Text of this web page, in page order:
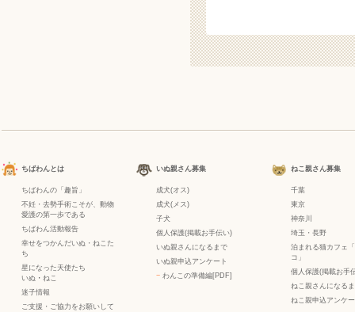
ちばわんとは
ちばわんの「趣旨」
不妊・去勢手術こそが、動物
愛護の第一歩である
ちばわん活動報告
幸せをつかんだいぬ・ねこた
ち
星になった天使たち
いぬ ・ ねこ
迷子情報
ご支援・ご協力をお願いして
いぬ親さん募集
成犬(オス)
成犬(メス)
子犬
個人保護(掲載お手伝い)
いぬ親さんになるまで
いぬ親申込アンケート
− わんこの準備編[PDF]
ねこ親さん募集
千葉
東京
神奈川
埼玉・長野
泊まれる猫カフェ
コ」
個人保護(掲載お手
ねこ親さんになる
ねこ親申込アンケ